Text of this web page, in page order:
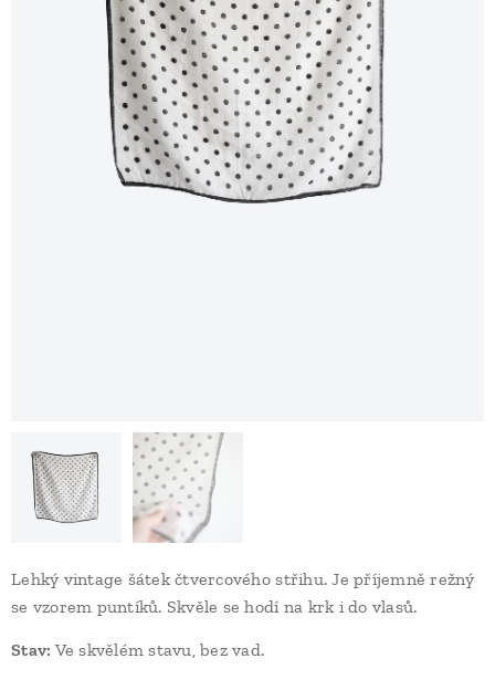
Lehký vintage šátek čtvercového střihu. Je příjemně režný
se vzorem puntíků. Skvěle se hodí na krk i do vlasů.
Stav: Ve skvělém stavu, bez vad.